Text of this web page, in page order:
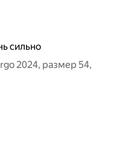
сильно
2024, размер 54,